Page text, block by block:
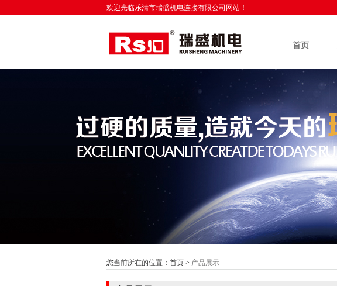
欢迎光临乐清市瑞盛机电连接有限公司网站！
首页
您当前所在的位置：首页 > 产品展示